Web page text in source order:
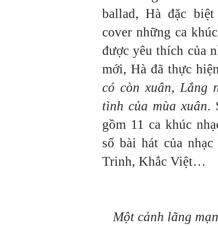
ballad, Hà đặc
cover những ca
được yêu thích của
mới, Hà đã thực
có còn xuân, Lắng
tình của mùa xuân.
gồm 11 ca khúc
số bài hát của
Trinh, Khắc Việt…
Một cảnh lãng